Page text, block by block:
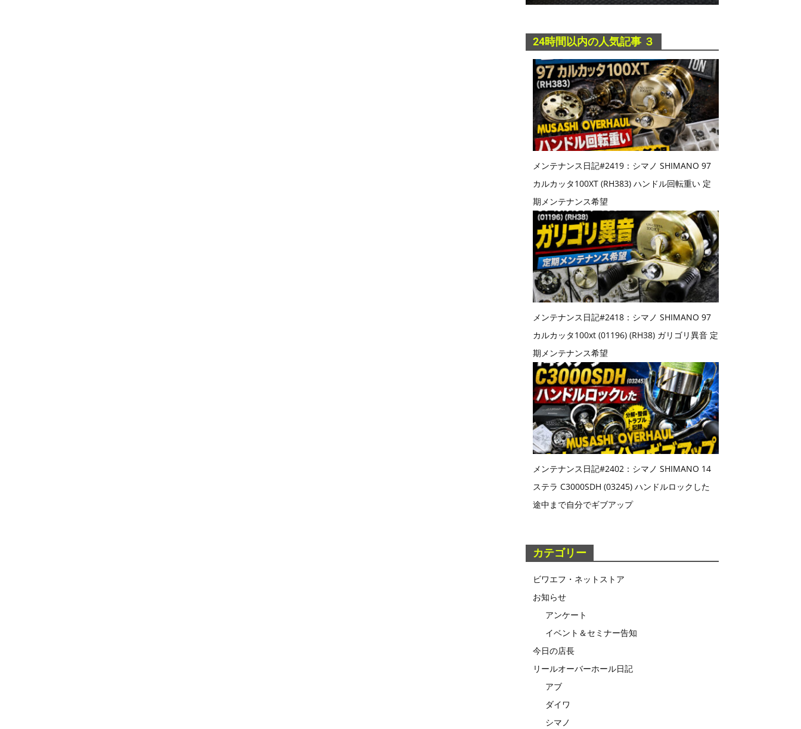
24時間以内の人気記事 ３
メンテナンス日記#2419：シマノ SHIMANO 97
カルカッタ100XT (RH383) ハンドル回転重い 定
期メンテナンス希望
メンテナンス日記#2418：シマノ SHIMANO 97
カルカッタ100xt (01196) (RH38) ガリゴリ異音 定
期メンテナンス希望
メンテナンス日記#2402：シマノ SHIMANO 14
ステラ C3000SDH (03245) ハンドルロックした
途中まで自分でギブアップ
カテゴリー
ビワエフ・ネットストア
お知らせ
アンケート
イベント＆セミナー告知
今日の店長
リールオーバーホール日記
アブ
ダイワ
シマノ